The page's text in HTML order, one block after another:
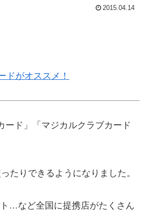
2015.04.14
ドがオススメ！
ード」「マジカルクラブカード
たりできるようになりました。
…など全国に提携店がたくさん